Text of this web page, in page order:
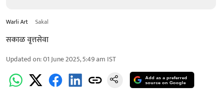
Warli Art Sakal
सकाळ वृत्तसेवा
Updated on:01 June 2025, 5:49 am IST
Add as a preferred
source on Google